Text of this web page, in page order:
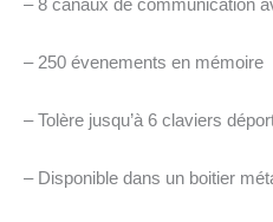
– 250 évenements en mémoire
– Tolère jusqu’à 6 claviers
– Disponible dans un boitier